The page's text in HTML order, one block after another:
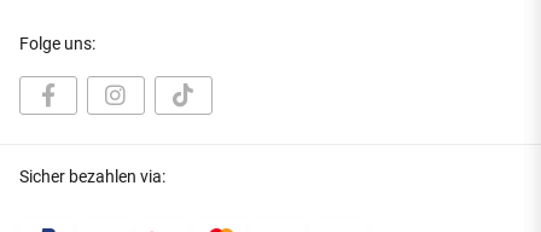
Folge uns:
Sicher bezahlen via: